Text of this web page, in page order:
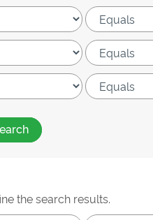
the search results.